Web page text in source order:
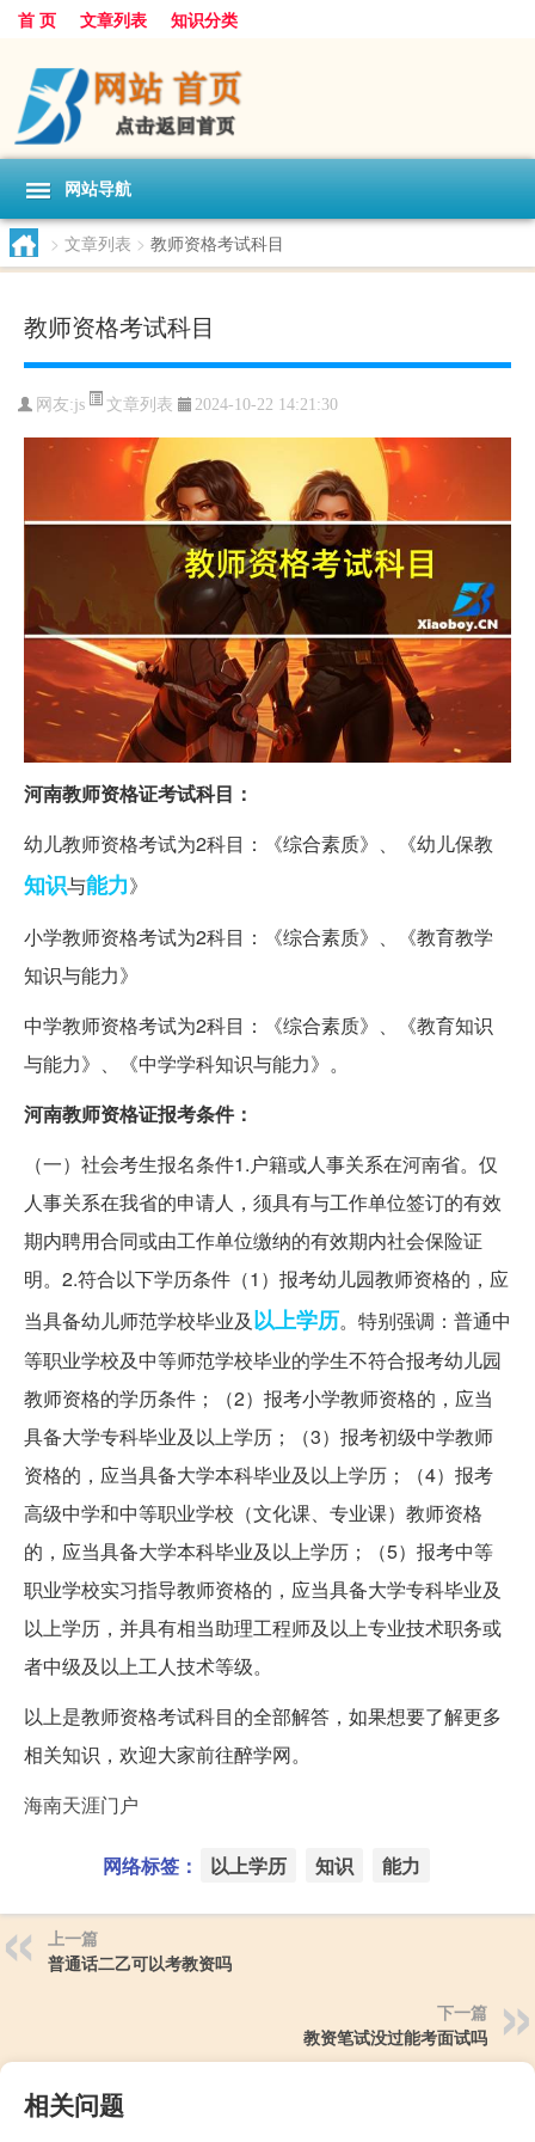
首 页 文章列表 知识分类
网站导航
> 文章列表 > 教师资格考试科目
教师资格考试科目
网友:js 文章列表 2024-10-22 14:21:30
河南教师资格证考试科目：
幼儿教师资格考试为2科目：《综合素质》、《幼儿保教
知识与能力》
小学教师资格考试为2科目：《综合素质》、《教育教学
知识与能力》
中学教师资格考试为2科目：《综合素质》、《教育知识
与能力》、《中学学科知识与能力》。
河南教师资格证报考条件：
（一）社会考生报名条件1.户籍或人事关系在河南省。仅
人事关系在我省的申请人，须具有与工作单位签订的有效
期内聘用合同或由工作单位缴纳的有效期内社会保险证
明。2.符合以下学历条件（1）报考幼儿园教师资格的，应
当具备幼儿师范学校毕业及以上学历。特别强调：普通中
等职业学校及中等师范学校毕业的学生不符合报考幼儿园
教师资格的学历条件；（2）报考小学教师资格的，应当
具备大学专科毕业及以上学历；（3）报考初级中学教师
资格的，应当具备大学本科毕业及以上学历；（4）报考
高级中学和中等职业学校（文化课、专业课）教师资格
的，应当具备大学本科毕业及以上学历；（5）报考中等
职业学校实习指导教师资格的，应当具备大学专科毕业及
以上学历，并具有相当助理工程师及以上专业技术职务或
者中级及以上工人技术等级。
以上是教师资格考试科目的全部解答，如果想要了解更多
相关知识，欢迎大家前往醉学网。
海南天涯门户
网络标签： 以上学历 知识 能力
上一篇
普通话二乙可以考教资吗
下一篇
教资笔试没过能考面试吗
相关问题